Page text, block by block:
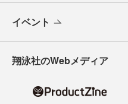
イベント
翔泳社のWebメディア